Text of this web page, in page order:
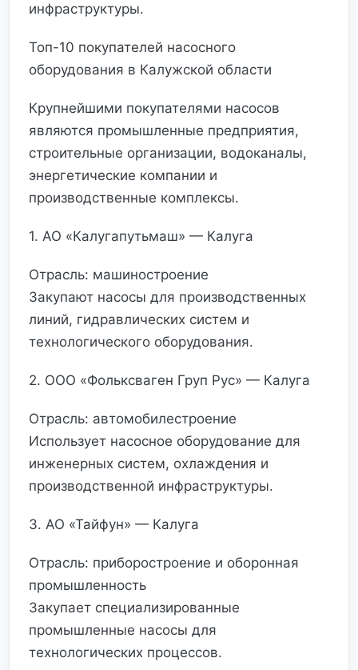
инфраструктуры.
Топ-10 покупателей насосного
оборудования в Калужской области
Крупнейшими покупателями насосов
являются промышленные предприятия,
строительные организации, водоканалы,
энергетические компании и
производственные комплексы.
1. АО «Калугапутьмаш» — Калуга
Отрасль: машиностроение
Закупают насосы для производственных
линий, гидравлических систем и
технологического оборудования.
2. ООО «Фольксваген Груп Рус» — Калуга
Отрасль: автомобилестроение
Использует насосное оборудование для
инженерных систем, охлаждения и
производственной инфраструктуры.
3. АО «Тайфун» — Калуга
Отрасль: приборостроение и оборонная
промышленность
Закупает специализированные
промышленные насосы для
технологических процессов.